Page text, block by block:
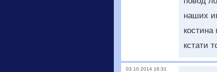
наших
кстати
03.10.2014 16:31